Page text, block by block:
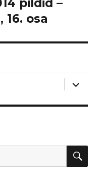
pildid –
osa
laienda